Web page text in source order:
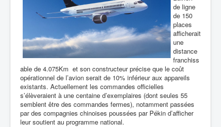
de ligne
de 150
places
afficherait
une
distance
franchiss
able de 4.075Km et son constructeur précise que le coût
opérationnel de l’avion serait de 10% inférieur aux appareils
existants. Actuellement les commandes officielles
s’élèveraient à une centaine d’exemplaires (dont seules 55
semblent être des commandes fermes), notamment passées
par des compagnies chinoises poussées par Pékin d’afficher
leur soutient au programme national.